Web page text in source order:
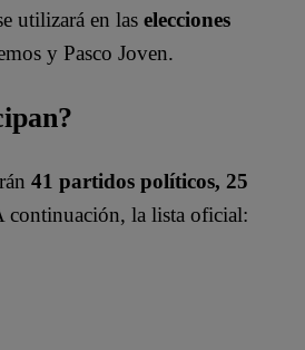
utilizará en las elecciones
y Pasco Joven.
41 partidos políticos, 25
continuación, la lista oficial: